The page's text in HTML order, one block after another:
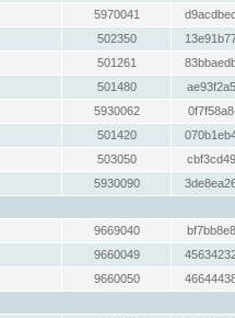
5970041
502350
501261
501480
5930062
501420
503050
5930090
9669040
9660049
9660050